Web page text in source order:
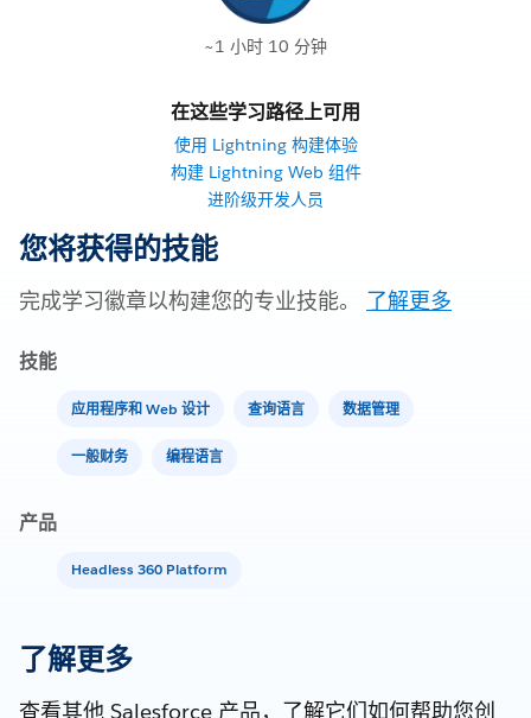
~1 小时 10 分钟
在这些学习路径上可用
使用 Lightning 构建体验
构建 Lightning Web 组件
进阶级开发人员
您将获得的技能
完成学习徽章以构建您的专业技能。 了解更多
技能
应用程序和 Web 设计 查询语言 数据管理
一般财务 编程语言
产品
Headless 360 Platform
了解更多
查看其他 Salesforce 产品，了解它们如何帮助您创